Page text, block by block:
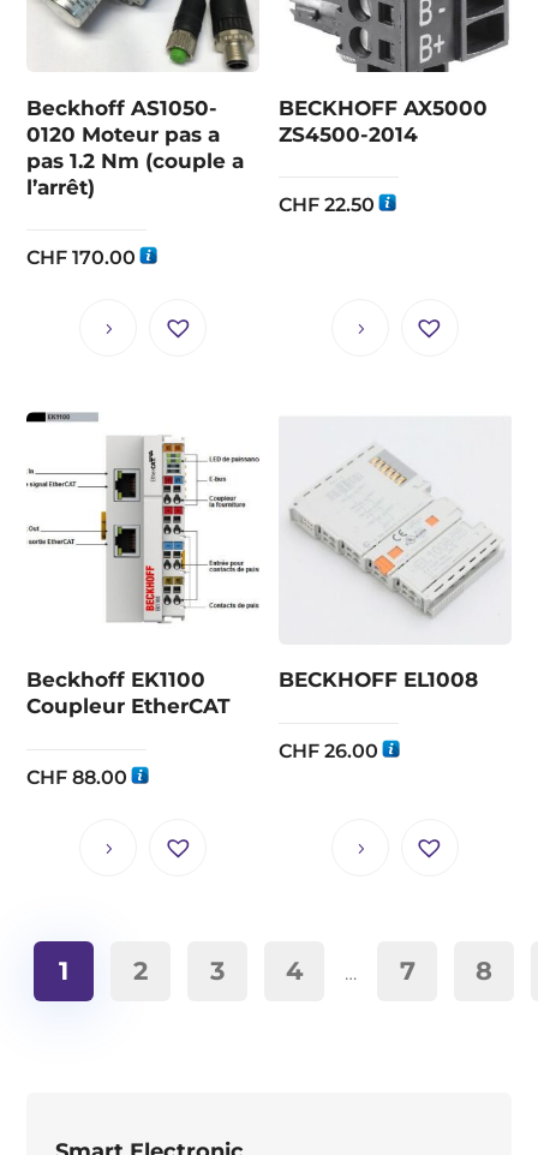
Beckhoff AS1050-
0120 Moteur pas a
pas 1.2 Nm (couple a
l’arrêt)
CHF 170.00
BECKHOFF AX5000
ZS4500-2014
CHF 22.50
Beckhoff EK1100
Coupleur EtherCAT
CHF 88.00
BECKHOFF EL1008
CHF 26.00
1 2 3 4 … 7 8